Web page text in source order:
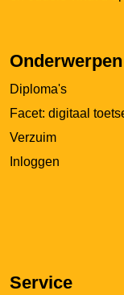
Onderwerpen
Diploma's
Facet: digitaal
Verzuim
Inloggen
Service